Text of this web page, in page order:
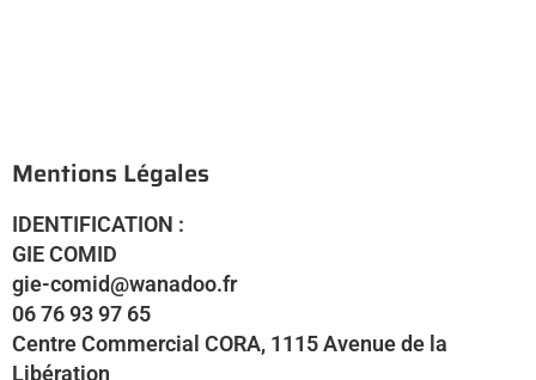
Mentions Légales
IDENTIFICATION :
GIE COMID
gie-comid@wanadoo.fr
06 76 93 97 65
Centre Commercial CORA, 1115 Avenue de la
Libération